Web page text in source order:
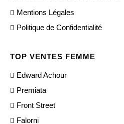
Mentions Légales
Politique de Confidentialité
TOP VENTES FEMME
Edward Achour
Premiata
Front Street
Falorni